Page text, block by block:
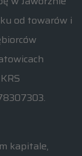
od towarów i
kapitale,